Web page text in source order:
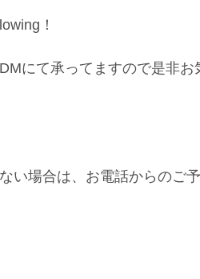
！
にて承ってますので是非お
い場合は、お電話からのご予